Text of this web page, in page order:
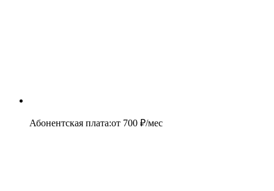
Абонентская плата:от 700 ₽/мес